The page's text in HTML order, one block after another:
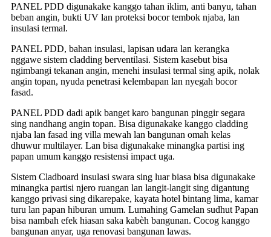
PANEL PDD digunakake kanggo tahan iklim, anti banyu, tahan
beban angin, bukti UV lan proteksi bocor tembok njaba, lan
insulasi termal.
PANEL PDD, bahan insulasi, lapisan udara lan kerangka
nggawe sistem cladding berventilasi. Sistem kasebut bisa
ngimbangi tekanan angin, menehi insulasi termal sing apik, nolak
angin topan, nyuda penetrasi kelembapan lan nyegah bocor
fasad.
PANEL PDD dadi apik banget karo bangunan pinggir segara
sing nandhang angin topan. Bisa digunakake kanggo cladding
njaba lan fasad ing villa mewah lan bangunan omah kelas
dhuwur multilayer. Lan bisa digunakake minangka partisi ing
papan umum kanggo resistensi impact uga.
Sistem Cladboard insulasi swara sing luar biasa bisa digunakake
minangka partisi njero ruangan lan langit-langit sing digantung
kanggo privasi sing dikarepake, kayata hotel bintang lima, kamar
turu lan papan hiburan umum. Lumahing Gamelan sudhut Papan
bisa nambah efek hiasan saka kabèh bangunan. Cocog kanggo
bangunan anyar, uga renovasi bangunan lawas.